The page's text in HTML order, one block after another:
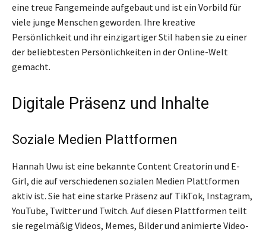
eine treue Fangemeinde aufgebaut und ist ein Vorbild für
viele junge Menschen geworden. Ihre kreative
Persönlichkeit und ihr einzigartiger Stil haben sie zu einer
der beliebtesten Persönlichkeiten in der Online-Welt
gemacht.
Digitale Präsenz und Inhalte
Soziale Medien Plattformen
Hannah Uwu ist eine bekannte Content Creatorin und E-
Girl, die auf verschiedenen sozialen Medien Plattformen
aktiv ist. Sie hat eine starke Präsenz auf TikTok, Instagram,
YouTube, Twitter und Twitch. Auf diesen Plattformen teilt
sie regelmäßig Videos, Memes, Bilder und animierte Video-